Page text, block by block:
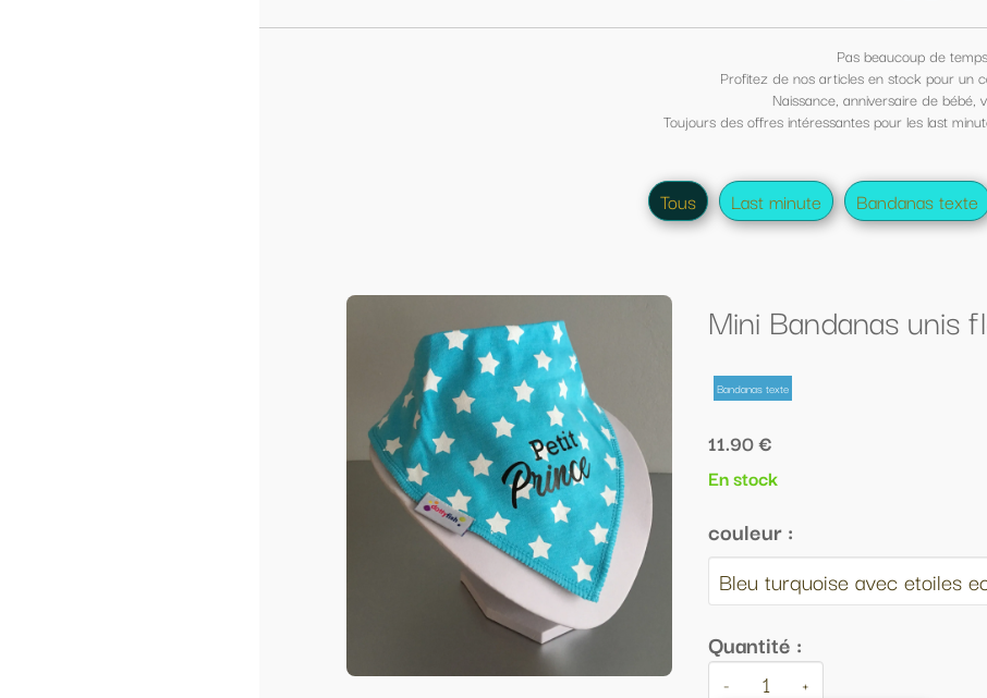
Pas beaucoup de temps pour choisir un cadeau ?
Profitez de nos articles en stock pour un cadeau sympa et original de dernière
Naissance, anniversaire de bébé, visite amicale à bébé et ses parents ?
Toujours des offres intéressantes pour les last minute, profitez-en vite, il n'y a qu'un
Bandanas texte Colliers d'allaitement
Mini Bandanas unis flock "Petit Prince"
Bandanas texte
11.90 €
En stock
couleur :
Quantité :
- +